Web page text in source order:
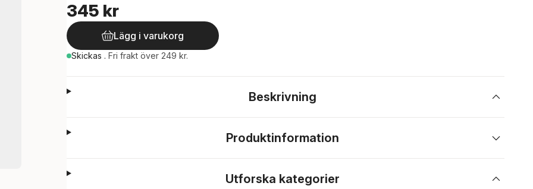
345 kr
Lägg i varukorg
Skickas . Fri frakt över 249 kr.
Beskrivning
Produktinformation
Utforska kategorier